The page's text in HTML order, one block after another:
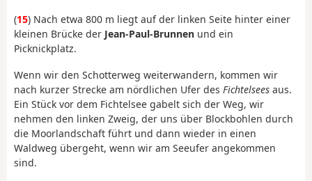
(15) Nach etwa 800 m liegt auf der linken Seite hinter einer
kleinen Brücke der Jean-Paul-Brunnen und ein
Picknickplatz.
Wenn wir den Schotterweg weiterwandern, kommen wir
nach kurzer Strecke am nördlichen Ufer des Fichtelsees aus.
Ein Stück vor dem Fichtelsee gabelt sich der Weg, wir
nehmen den linken Zweig, der uns über Blockbohlen durch
die Moorlandschaft führt und dann wieder in einen
Waldweg übergeht, wenn wir am Seeufer angekommen
sind.